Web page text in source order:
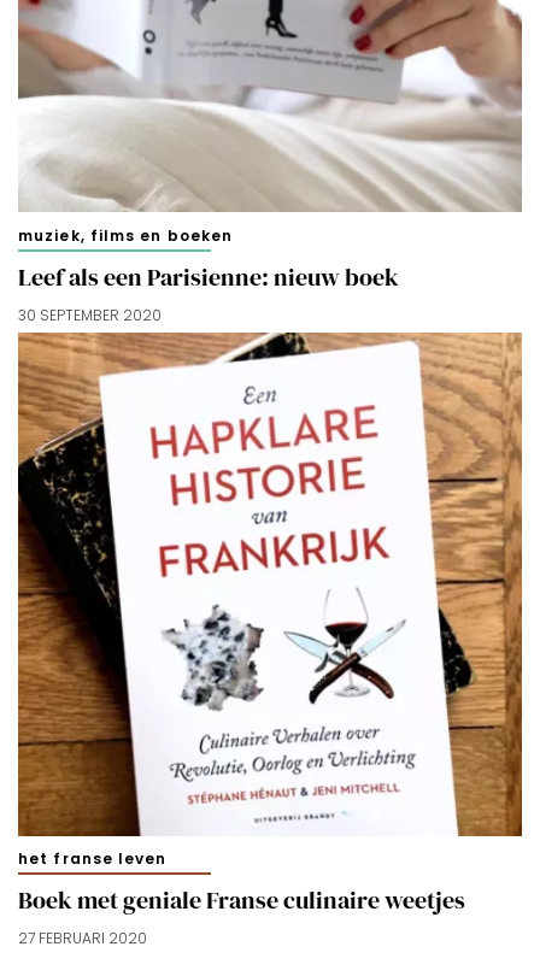
doorgaan’ dan ga je akkoord met het gebruik van alle
cookies zoals omschreven in onzeCookieverklaring
Merci!
muziek, films en boeken
Leef als een Parisienne: nieuw boek
30 SEPTEMBER 2020
het franse leven
Boek met geniale Franse culinaire weetjes
27 FEBRUARI 2020